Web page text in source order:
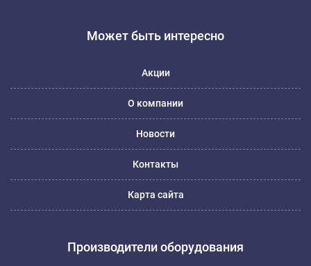
Может быть интересно
Акции
О компании
Новости
Контакты
Карта сайта
Производители оборудования